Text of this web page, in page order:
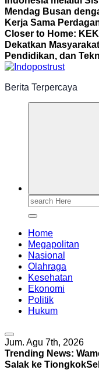
Mendag Busan
Kerja Sama
Closer to Home:
Dekatkan
Pendidikan, dan
Berita Terpercaya
Search
Home
Megapolitan
Nasional
Olahraga
Kesehatan
Ekonomi
Politik
Hukum
Jum. Agu 7th, 2026
Trending News:
Salak ke Tiongkok